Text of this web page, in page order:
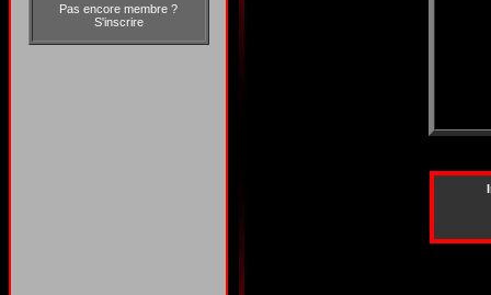
Pas encore membre ?
S'inscrire